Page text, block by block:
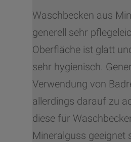
Waschbecken aus
generell sehr
Oberfläche ist glatt
sehr hygienisch.
Verwendung von
allerdings darauf zu
diese für
Mineralguss geeignet